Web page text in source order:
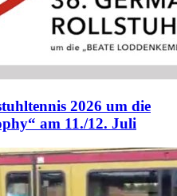
2026 um die
am 11./12. Juli